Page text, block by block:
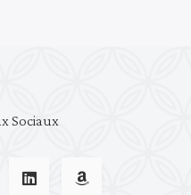
Sociaux